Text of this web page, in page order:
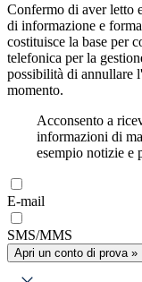
Confermo di aver letto
di informazione e
costituisce la base per
telefonica per la
possibilità di annullare
momento.
Acconsento a
informazioni di
esempio notizie e
E-mail
SMS/MMS
Apri un conto di prova »